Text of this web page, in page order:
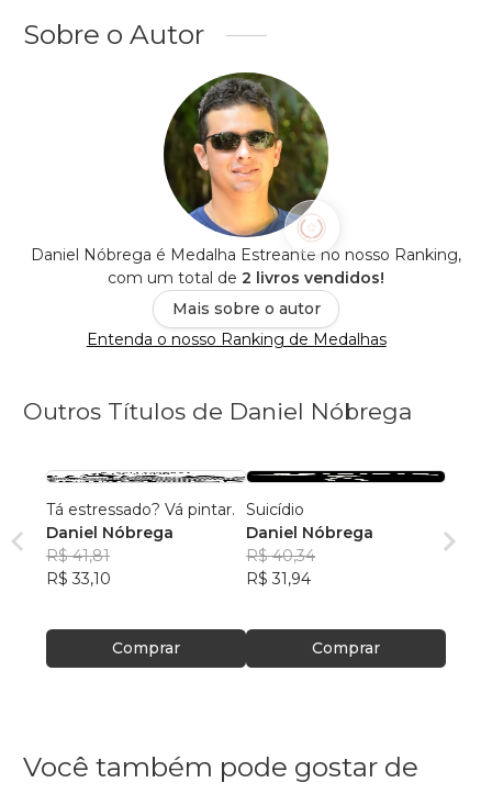
Sobre o Autor
Daniel Nóbrega é Medalha Estreante no nosso Ranking,
com um total de 2 livros vendidos!
Mais sobre o autor
Entenda o nosso Ranking de Medalhas
Outros Títulos de Daniel Nóbrega
Tá estressado? Vá pintar.
Daniel Nóbrega
R$ 41,81
R$ 33,10
Comprar
Suicídio
Daniel Nóbrega
R$ 40,34
R$ 31,94
Comprar
Você também pode gostar de